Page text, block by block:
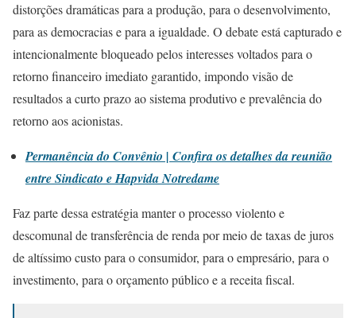
distorções dramáticas para a produção, para o desenvolvimento,
para as democracias e para a igualdade. O debate está capturado e
intencionalmente bloqueado pelos interesses voltados para o
retorno financeiro imediato garantido, impondo visão de
resultados a curto prazo ao sistema produtivo e prevalência do
retorno aos acionistas.
Permanência do Convênio | Confira os detalhes da reunião
entre Sindicato e Hapvida Notredame
Faz parte dessa estratégia manter o processo violento e
descomunal de transferência de renda por meio de taxas de juros
de altíssimo custo para o consumidor, para o empresário, para o
investimento, para o orçamento público e a receita fiscal.